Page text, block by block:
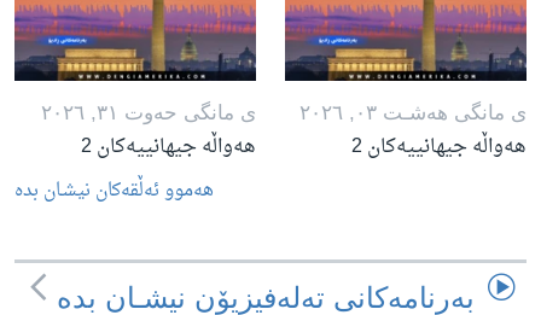
ی مانگی هه‌شـت ٠٣, ٢٠٢٦
هەواڵە جیهانییەکان 2
ی مانگی حه‌وت ٣١, ٢٠٢٦
هەواڵە جیهانییەکان 2
هه‌موو ئه‌ڵقه‌کان نیشـان بده‌
به‌رنامه‌کانی ته‌له‌فیزیۆن نیشـان بده‌